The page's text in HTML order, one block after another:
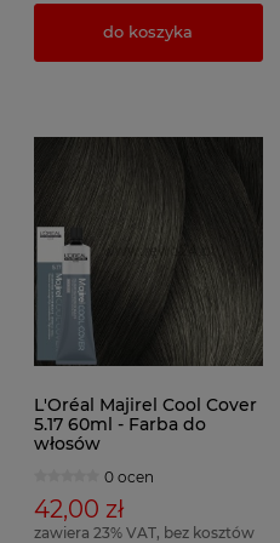
do koszyka
L'Oréal Majirel Cool Cover
5.17 60ml - Farba do
włosów
0 ocen
42,00 zł
zawiera 23% VAT, bez kosztów